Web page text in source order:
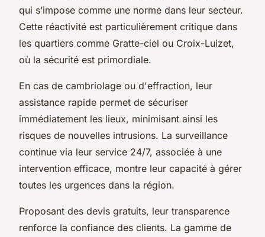
qui s’impose comme une norme dans leur secteur.
Cette réactivité est particulièrement critique dans
les quartiers comme Gratte-ciel ou Croix-Luizet,
où la sécurité est primordiale.
En cas de cambriolage ou d'effraction, leur
assistance rapide permet de sécuriser
immédiatement les lieux, minimisant ainsi les
risques de nouvelles intrusions. La surveillance
continue via leur service 24/7, associée à une
intervention efficace, montre leur capacité à gérer
toutes les urgences dans la région.
Proposant des devis gratuits, leur transparence
renforce la confiance des clients. La gamme de